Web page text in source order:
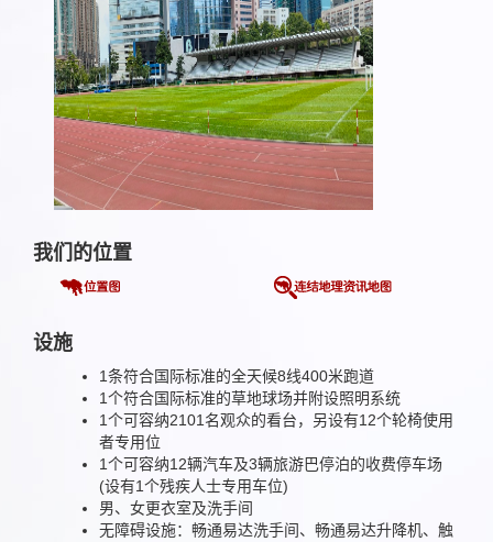
我们的位置
设施
1条符合国际标准的全天候8线400米跑道
1个符合国际标准的草地球场并附设照明系统
1个可容纳2101名观众的看台，另设有12个轮椅使用
者专用位
1个可容纳12辆汽车及3辆旅游巴停泊的收费停车场
(设有1个残疾人士专用车位)
男、女更衣室及洗手间
无障碍设施：畅通易达洗手间、畅通易达升降机、触